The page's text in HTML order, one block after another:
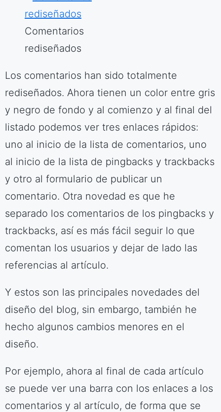
Comentarios
rediseñados
Los comentarios han sido totalmente
rediseñados. Ahora tienen un color entre gris
y negro de fondo y al comienzo y al final del
listado podemos ver tres enlaces rápidos:
uno al inicio de la lista de comentarios, uno
al inicio de la lista de pingbacks y trackbacks
y otro al formulario de publicar un
comentario. Otra novedad es que he
separado los comentarios de los pingbacks y
trackbacks, así es más fácil seguir lo que
comentan los usuarios y dejar de lado las
referencias al artículo.
Y estos son las principales novedades del
diseño del blog, sin embargo, también he
hecho algunos cambios menores en el
diseño.
Por ejemplo, ahora al final de cada artículo
se puede ver una barra con los enlaces a los
comentarios y al artículo, de forma que se